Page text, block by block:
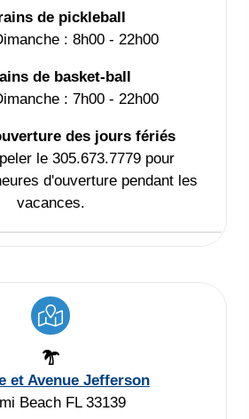
de pickleball
: 8h00 - 22h00
de basket-ball
: 7h00 - 22h00
des jours fériés
le 305.673.7779 pour
d'ouverture pendant les
vacances.
et Avenue Jefferson
Beach FL 33139